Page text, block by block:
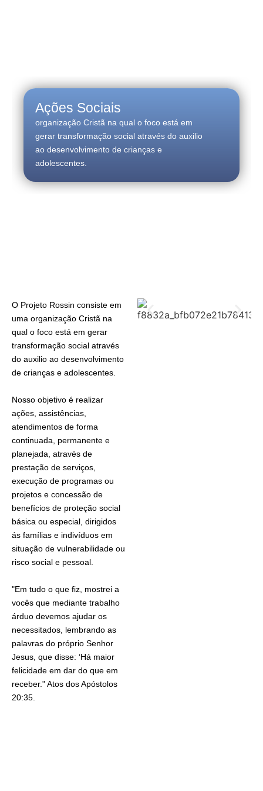
Ações Sociais
organização Cristã na qual o foco está em
gerar transformação social através do auxilio
ao desenvolvimento de crianças e
adolescentes.
O Projeto Rossin consiste em
uma organização Cristã na
qual o foco está em gerar
transformação social através
do auxilio ao desenvolvimento
de crianças e adolescentes.
Nosso objetivo é realizar
ações, assistências,
atendimentos de forma
continuada, permanente e
planejada, através de
prestação de serviços,
execução de programas ou
projetos e concessão de
benefícios de proteção social
básica ou especial, dirigidos
ás famílias e indivíduos em
situação de vulnerabilidade ou
risco social e pessoal. ​
"Em tudo o que fiz, mostrei a
vocês que mediante trabalho
árduo devemos ajudar os
necessitados, lembrando as
palavras do próprio Senhor
Jesus, que disse: ‘Há maior
felicidade em dar do que em
receber." Atos dos Apóstolos
20:35.